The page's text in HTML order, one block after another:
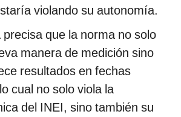
violando su autonomía.
precisa que la norma no solo
manera de medición sino
resultados en fechas
cual no solo viola la
del INEI, sino también su